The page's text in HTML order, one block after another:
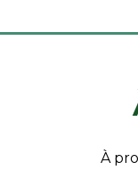
À